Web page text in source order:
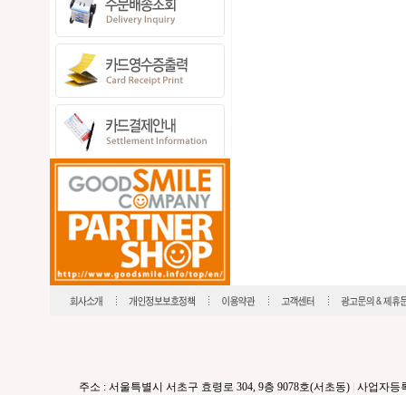
주소 : 서울특별시 서초구 효령로 304, 9층 9078호(서초동) 사업자등